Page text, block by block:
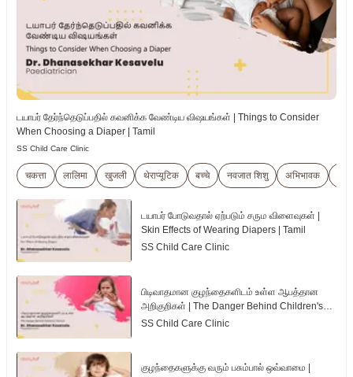
டயாபர் தேர்ந்தெடுப்பதில் கவனிக்க வேண்டிய விஷயங்கள் | Things to Consider
When Choosing a Diaper | Tamil
SS Child Care Clinic
चकत्ता लालिमा खुजली थेराप्यूटिक बच्चे नवजात शिशु अभिभावक
டயாபர் போடுவதால் ஏற்படும் சரும விளைவுகள் |
Skin Effects of Wearing Diapers | Tamil
SS Child Care Clinic
பிடிவாதமான குழந்தைகளிடம் உள்ள ஆபத்தான
அறிகுறிகள் | The Danger Behind Children's
Tantrum | Tamil
SS Child Care Clinic
குழந்தைகளுக்கு வரும் பசும்பால் ஒவ்வாமை |